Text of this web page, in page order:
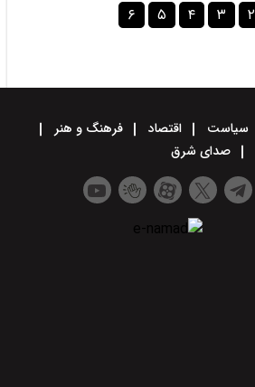
۲ ۳ ۴ ۵ ۶
سیاست اقتصاد
فرهنگ و هنر
صدای شرق